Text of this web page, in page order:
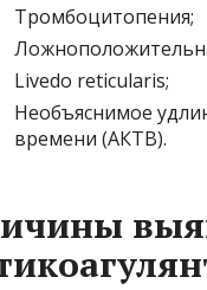
Тромбоцитопения;
Livedo reticularis;
Необъяснимое
времени (АКТВ).